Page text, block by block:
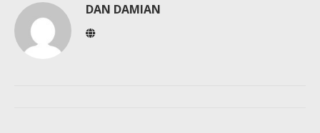
DAN DAMIAN